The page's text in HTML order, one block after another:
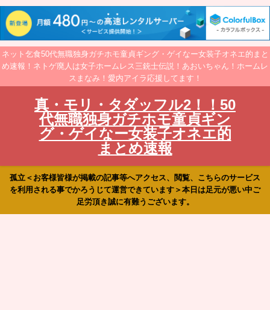
ネット乞食50代無職独身ガチホモ童貞ギング・ゲイなー女装子オネエ的まと
め速報！ネトゲ廃人は女子ホームレス三銃士伝説！あおいちゃん！ホームレ
スまなみ！愛内アイラ応援してます！
真・モリ・タダッフル2！！50
代無職独身ガチホモ童貞ギン
グ・ゲイなー女装子オネエ的
まとめ速報
孤立＜お客様皆様が掲載の記事等へアクセス、閲覧、こちらのサービス
を利用される事でかろうじて運営できています＞本日は足元が悪い中ご
足労頂き誠に有難うございます。